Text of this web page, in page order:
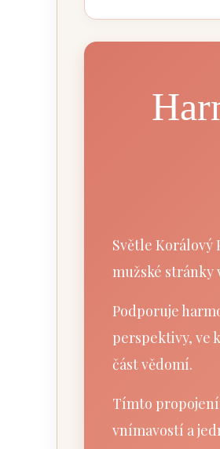
Světle Korálový
mužské stránky
Podporuje
perspektivy, ve
část vědomí.
Tímto
vnímavostí a